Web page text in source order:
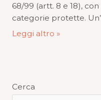
68/99 (artt. 8 e 18),
categorie protette.
Leggi altro »
Cerca